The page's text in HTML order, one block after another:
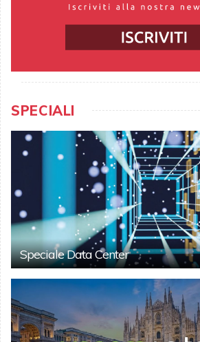
SPECIALI
Speciale Data Center